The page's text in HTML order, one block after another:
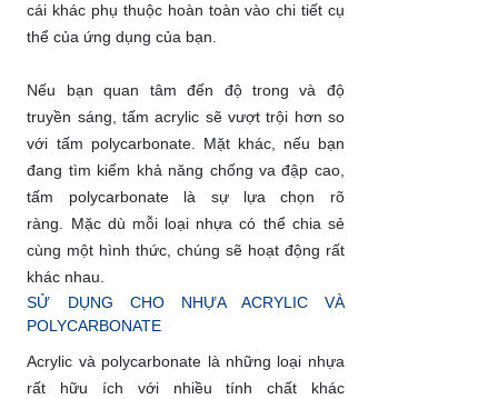
cái khác phụ thuộc hoàn toàn vào chi tiết cụ
thể của ứng dụng của bạn.
Nếu bạn quan tâm đến độ trong và độ
truyền sáng, tấm acrylic sẽ vượt trội hơn so
với tấm polycarbonate. Mặt khác, nếu bạn
đang tìm kiếm khả năng chống va đập cao,
tấm polycarbonate là sự lựa chọn rõ
ràng. Mặc dù mỗi loại nhựa có thể chia sẻ
cùng một hình thức, chúng sẽ hoạt động rất
khác nhau.
SỬ DỤNG CHO NHỰA ACRYLIC VÀ
POLYCARBONATE
Acrylic và polycarbonate là những loại nhựa
rất hữu ích với nhiều tính chất khác